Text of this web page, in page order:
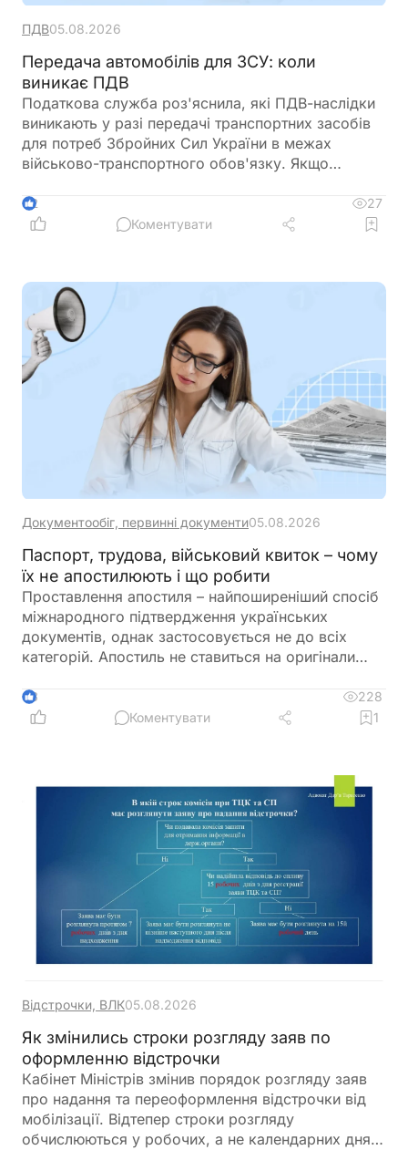
ПДВ05.08.2026
Передача автомобілів для ЗСУ: коли
виникає ПДВ
Податкова служба роз'яснила, які ПДВ-наслідки
виникають у разі передачі транспортних засобів
для потреб Збройних Сил України в межах
військово-транспортного обов'язку. Якщо
передачі, право власності на нього залишається
за підприємством, а сама передача не
транспортного засобу: його повернення,
знищення або виплати компенсації
2
27
Коментувати
Документообіг, первинні документи05.08.2026
Паспорт, трудова, військовий квиток – чому
їх не апостилюють і що робити
Проставлення апостиля – найпоширеніший спосіб
міжнародного підтвердження українських
документів, однак застосовується не до всіх
категорій. Апостиль не ставиться на оригінали
техпаспортів, дозволів на зброю, листування та
деякі інші документи. У таких випадках
обов’язковим для подальшої легалізації копій
3
228
Коментувати
1
Відстрочки, ВЛК05.08.2026
Як змінились строки розгляду заяв по
оформленню відстрочки
Кабінет Міністрів змінив порядок розгляду заяв
про надання та переоформлення відстрочки від
мобілізації. Відтепер строки розгляду
обчислюються у робочих, а не календарних днях,